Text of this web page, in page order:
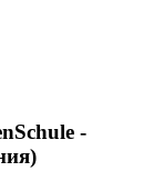
-